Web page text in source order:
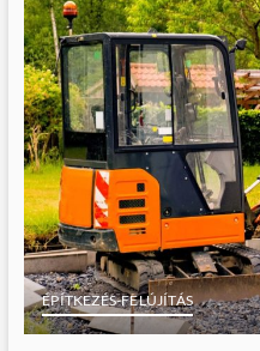
ÉPÍTKEZÉS-FELÚJÍTÁS